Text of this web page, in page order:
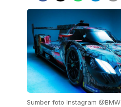
Sumber foto Instagram @BMW